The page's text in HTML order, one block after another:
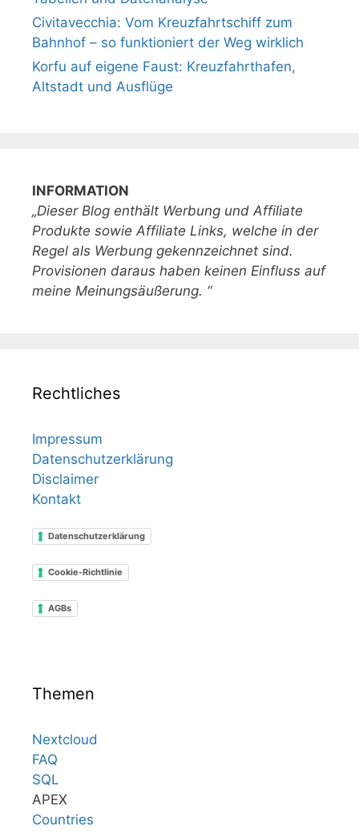
Civitavecchia: Vom Kreuzfahrtschiff zum
Bahnhof – so funktioniert der Weg wirklich
Korfu auf eigene Faust: Kreuzfahrthafen,
Altstadt und Ausflüge
INFORMATION
„Dieser Blog enthält Werbung und Affiliate
Produkte sowie Affiliate Links, welche in der
Regel als Werbung gekennzeichnet sind.
Provisionen daraus haben keinen Einfluss auf
meine Meinungsäußerung. “
Rechtliches
Impressum
Datenschutzerklärung
Disclaimer
Kontakt
Datenschutzerklärung
Cookie-Richtlinie
AGBs
Themen
Nextcloud
FAQ
SQL
APEX
Countries